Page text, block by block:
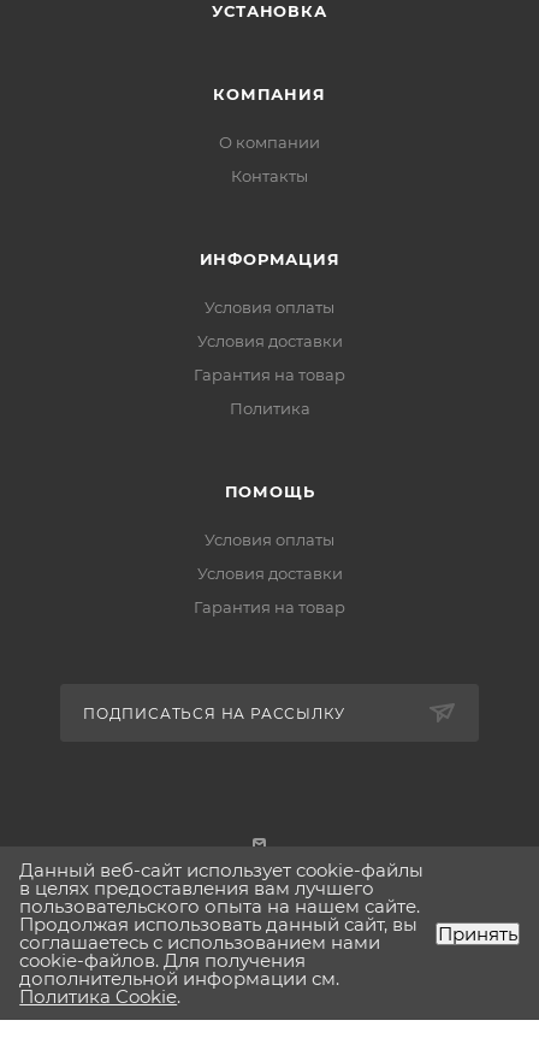
УСТАНОВКА
КОМПАНИЯ
О компании
Контакты
ИНФОРМАЦИЯ
Условия оплаты
Условия доставки
Гарантия на товар
Политика
ПОМОЩЬ
Условия оплаты
Условия доставки
Гарантия на товар
ПОДПИСАТЬСЯ НА РАССЫЛКУ
г. Москва
2026 © Lavinia-boho.ru Вся представленная на сайте
информация, касающаяся технических характеристик,
Данный веб-сайт использует cookie-файлы
в целях предоставления вам лучшего
пользовательского опыта на нашем сайте.
Продолжая использовать данный сайт, вы
соглашаетесь с использованием нами
cookie-файлов. Для получения
дополнительной информации см.
Политика Cookie.
Принять